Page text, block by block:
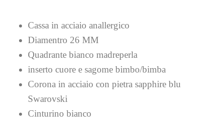
Cassa in acciaio anallergico
Diamentro 26 MM
Quadrante bianco madreperla
inserto cuore e sagome bimbo/bimba
Corona in acciaio con pietra sapphire blu
Swarovski
Cinturino bianco